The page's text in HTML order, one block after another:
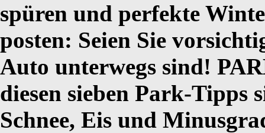
spüren und perfekte
posten: Seien Sie
Auto unterwegs sind!
diesen sieben Park-Tipps
Schnee, Eis und